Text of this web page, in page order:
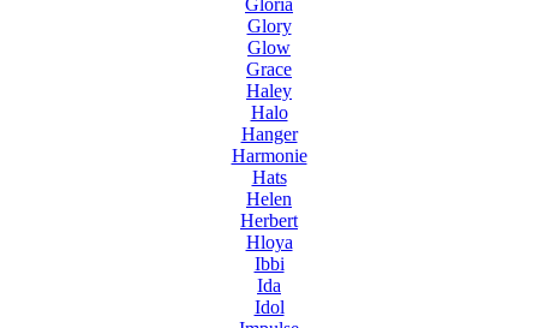
Glory
Glow
Grace
Haley
Halo
Hanger
Harmonie
Hats
Helen
Herbert
Hloya
Ibbi
Ida
Idol